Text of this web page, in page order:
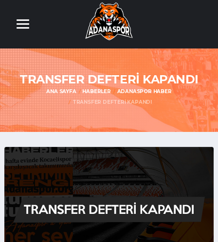
TRANSFER DEFTERİ KAPANDI
ANA SAYFA HABERLER
ADANASPOR HABER
TRANSFER DEFTERİ KAPANDI